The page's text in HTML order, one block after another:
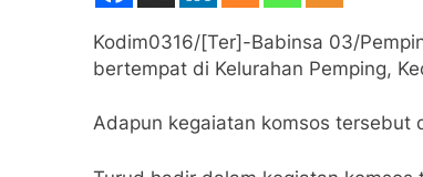
Kodim0316/[Ter]-Babinsa 03/
bertempat di Kelurahan Pemping,
Adapun kegaiatan komsos tersebut